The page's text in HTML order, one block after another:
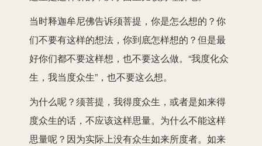
当时释迦牟尼佛告诉须菩提，你是怎么想的？你
们不要有这样的想法，你到底怎样想的？但是最
好你们都不要这样想，也不要这么做。“我度化众
生，我当度众生”，也不要这么想。
为什么呢？须菩提，我得度众生，或者是如来得
度众生的话，不应该这样思量。为什么不能这样
思量呢？因为实际上没有众生如来所度者。如来